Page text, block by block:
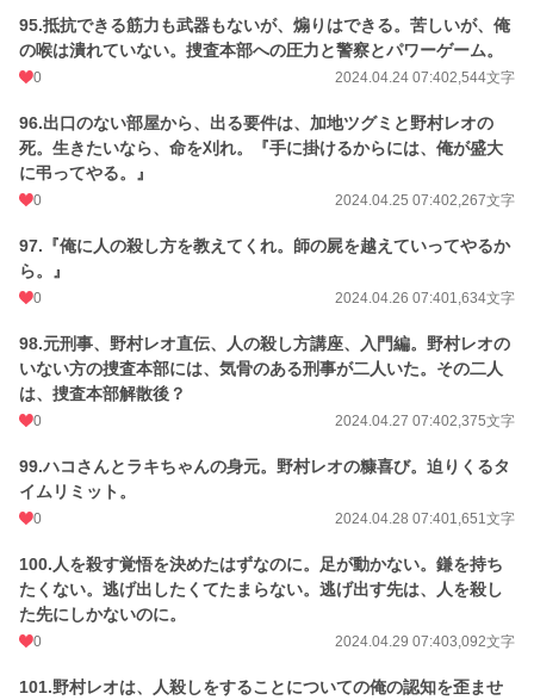
95.抵抗できる筋力も武器もないが、煽りはできる。苦しいが、俺
の喉は潰れていない。捜査本部への圧力と警察とパワーゲーム。
0 2024.04.24 07:402,544文字
96.出口のない部屋から、出る要件は、加地ツグミと野村レオの
死。生きたいなら、命を刈れ。『手に掛けるからには、俺が盛大
に弔ってやる。』
0 2024.04.25 07:402,267文字
97.『俺に人の殺し方を教えてくれ。師の屍を越えていってやるか
ら。』
0 2024.04.26 07:401,634文字
98.元刑事、野村レオ直伝、人の殺し方講座、入門編。野村レオの
いない方の捜査本部には、気骨のある刑事が二人いた。その二人
は、捜査本部解散後？
0 2024.04.27 07:402,375文字
99.ハコさんとラキちゃんの身元。野村レオの糠喜び。迫りくるタ
イムリミット。
0 2024.04.28 07:401,651文字
100.人を殺す覚悟を決めたはずなのに。足が動かない。鎌を持ち
たくない。逃げ出したくてたまらない。逃げ出す先は、人を殺し
た先にしかないのに。
0 2024.04.29 07:403,092文字
101.野村レオは、人殺しをすることについての俺の認知を歪ませ